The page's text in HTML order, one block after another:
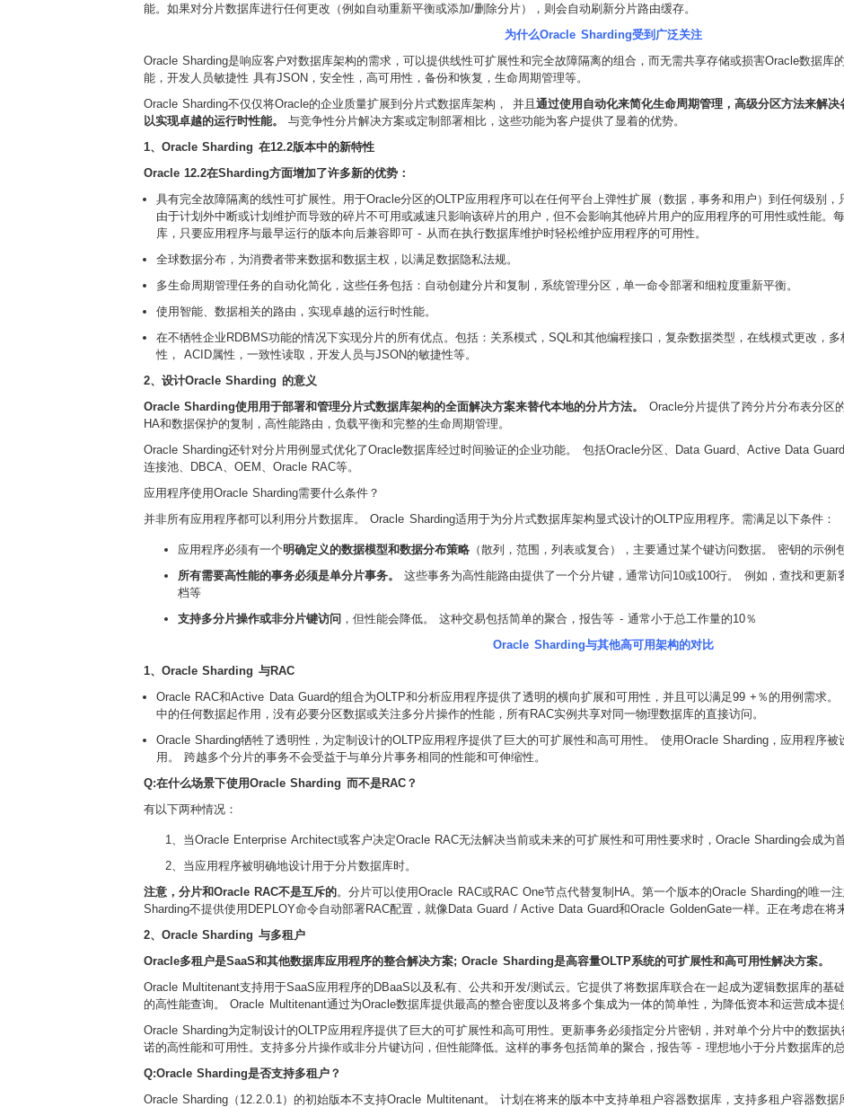
能。如果对分片数据库进行任何更改（例如自动重新平衡或添加/删除分片），则会自动刷新分片路由缓存。
为什么Oracle Sharding受到广泛关注
Oracle Sharding是响应客户对数据库架构的需求，可以提供线性可扩展性和完全故障隔离的组合，而无需共享存储或损害Oracle数据库
能，开发人员敏捷性 具有JSON，安全性，高可用性，备份和恢复，生命周期管理等。
Oracle Sharding不仅仅将Oracle的企业质量扩展到分片式数据库架构， 并且 通过使用自动化来简化生命周期管理，高级分区方法来解
以实现卓越的运行时性能。
与竞争性分片解决方案或定制部署相比，这些功能为客户提供了显着的优势。
1、Oracle Sharding 在12.2版本中的新特性
Oracle 12.2在Sharding方面增加了许多新的优势：
具有完全故障隔离的线性可扩展性。 用于Oracle分区的OLTP应用程序可以在任何平台上弹性扩展（数据，事务和用户）到任何级别，
由于计划外中断或计划维护而导致的碎片不可用或减速只影响该碎片的用户，但不会影响其他碎片用户的应用程序的可用性或性能。
库，只要应用程序与最早运行的版本向后兼容即可 - 从而在执行数据库维护时轻松维护应用程序的可用性。
全球数据分布 ，为消费者带来数据和数据主权，以满足数据隐私法规。
多生命周期管理任务的自动化简化 ，这些任务包括：自动创建分片和复制，系统管理分区，单一命令部署和细粒度重新平衡。
使用智能、数据相关的路由，实现卓越的运行时性能。
在不牺牲企业RDBMS功能的情况下实现分片的所有优点 。包括：关系模式，SQL和其他编程接口，复杂数据类型，在线模式更改，
性， ACID属性，一致性读取，开发人员与JSON的敏捷性等。
2、设计Oracle Sharding 的意义
Oracle Sharding使用用于部署和管理分片式数据库架构的全面解决方案来替代本地的分片方法。
Oracle分片提供了跨分片分布表分区
HA和数据保护的复制，高性能路由，负载平衡和完整的生命周期管理。
Oracle Sharding还针对分片用例显式优化了Oracle数据库经过时间验证的企业功能。 包括Oracle分区、Data Guard、Active Data
连接池、DBCA、OEM、Oracle RAC等。
应用程序使用Oracle Sharding需要什么条件？
并非所有应用程序都可以利用分片数据库。 Oracle Sharding适用于为分片式数据库架构显式设计的OLTP应用程序。需满足以下条件：
应用程序必须有一个明确定义的数据模型和数据分布策略 （散列，范围，列表或复合），主要通过某个键访问数据。 密钥的示例
所有需要高性能的事务必须是单分片事务。这些事务为高性能路由提供了一个分片键，通常访问10或100行。 例如，查找和更新
档等
支持多分片操作或非分片键访问 ，但性能会降低。 这种交易包括简单的聚合，报告等 - 通常小于总工作量的10％
Oracle Sharding与其他高可用架构的对比
1、Oracle Sharding 与RAC
Oracle RAC和Active Data Guard的组合为OLTP和分析应用程序提供了透明的横向扩展和可用性，并且可以满足99 +％的用例需求
中的任何数据起作用，没有必要分区数据或关注多分片操作的性能，所有RAC实例共享对同一物理数据库的直接访问。
Oracle Sharding牺牲了透明性，为定制设计的OLTP应用程序提供了巨大的可扩展性和高可用性。 使用Oracle Sharding，应用程序
用。 跨越多个分片的事务不会受益于与单分片事务相同的性能和可伸缩性。
Q:在什么场景下使用Oracle Sharding 而不是RAC？
有以下两种情况：
1、当Oracle Enterprise Architect或客户决定Oracle RAC无法解决当前或未来的可扩展性和可用性要求时，Oracle Sharding会成为
2、当应用程序被明确地设计用于分片数据库时。
注意，分片和Oracle RAC不是互斥的。分片可以使用Oracle RAC或RAC One节点代替复制HA。第一个版本的Oracle Sharding的唯一
Sharding不提供使用DEPLOY命令自动部署RAC配置，就像Data Guard / Active Data Guard和Oracle GoldenGate一样。正在考虑在将
2、Oracle Sharding 与多租户
Oracle多租户是SaaS和其他数据库应用程序的整合解决方案; Oracle Sharding是高容量OLTP系统的可扩展性和高可用性解决方案。
Oracle Multitenant支持用于SaaS应用程序的DBaaS以及私有、公共和开发/测试云。它提供了将数据库联合在一起成为逻辑数据库的基
的高性能查询。 Oracle Multitenant通过为Oracle数据库提供最高的整合密度以及将多个集成为一体的简单性，为降低资本和运营成本提
Oracle Sharding为定制设计的OLTP应用程序提供了巨大的可扩展性和高可用性。更新事务必须指定分片密钥，并对单个分片中的数据
诺的高性能和可用性。支持多分片操作或非分片键访问，但性能降低。这样的事务包括简单的聚合，报告等 - 理想地小于分片数据库的总
Q:Oracle Sharding是否支持多租户？
Oracle Sharding（12.2.0.1）的初始版本不支持Oracle Multitenant。 计划在将来的版本中支持单租户容器数据库，支持多租户容器数据